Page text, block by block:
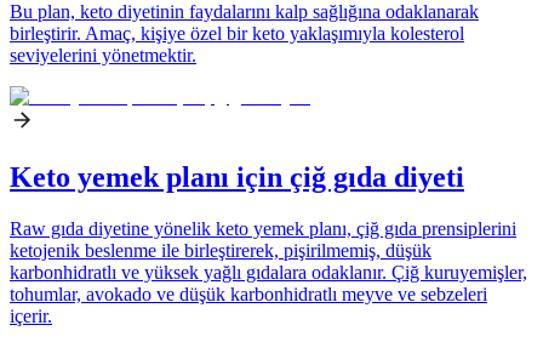
Bu plan, keto diyetinin faydalarını kalp sağlığına odaklanarak
birleştirir. Amaç, kişiye özel bir keto yaklaşımıyla kolesterol
seviyelerini yönetmektir.
Keto yemek planı için çiğ gıda diyeti
Raw gıda diyetine yönelik keto yemek planı, çiğ gıda prensiplerini
ketojenik beslenme ile birleştirerek, pişirilmemiş, düşük
karbonhidratlı ve yüksek yağlı gıdalara odaklanır. Çiğ kuruyemişler,
tohumlar, avokado ve düşük karbonhidratlı meyve ve sebzeleri
içerir.